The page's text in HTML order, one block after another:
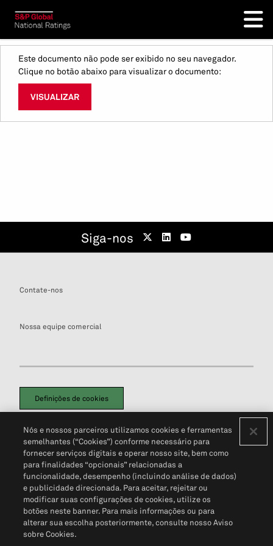
Este documento não pode ser exibido no seu navegador.
Clique no botão abaixo para visualizar o documento:
VISUALIZAR
Siga-nos
Contate-nos
Nossa equipe comercial
Definições de cookies
Política de PrivacidadePortal de privacidade do cliente (em inglês)
Não Venda Minhas Informações Pessoais© 2026 S&P Global
Nós e nossos parceiros utilizamos cookies e ferramentas
semelhantes (“Cookies”) conforme necessário para
fornecer serviços digitais e operar nosso site, bem como
para finalidades “opcionais” relacionadas a
funcionalidade, desempenho (incluindo análise de dados)
e publicidade direcionada. Para aceitar, rejeitar ou
modificar suas configurações de cookies, utilize os
botões neste banner. Para mais informações ou para
alterar sua escolha posteriormente, consulte nosso Aviso
sobre Cookies.